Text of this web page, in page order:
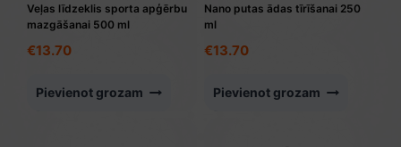
Veļas līdzeklis sporta apģērbu
mazgāšanai 500 ml
€13.70
Pievienot grozam
Nano putas ādas tīrīšanai 250
ml
€13.70
Pievienot grozam